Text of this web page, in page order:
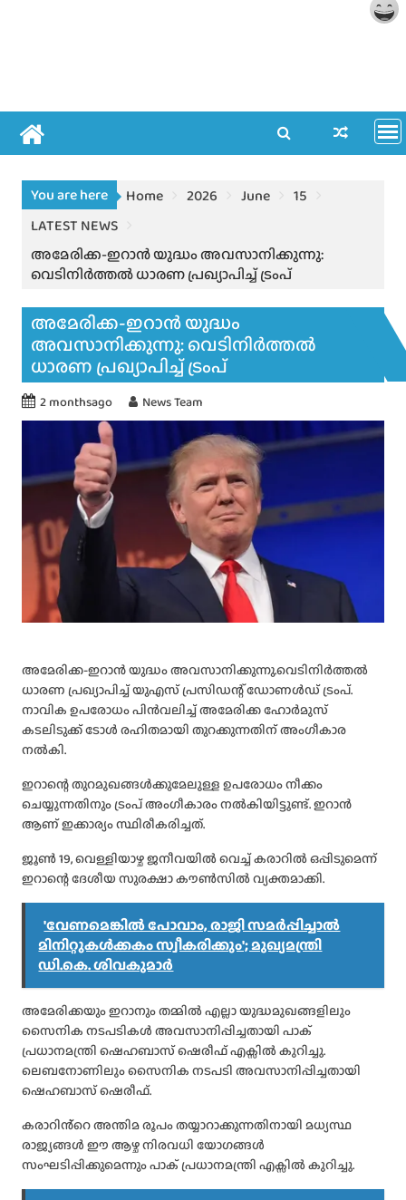
You are here Home 2026 June
15
LATEST NEWS
അമേരിക്ക-ഇറാൻ യുദ്ധം അവസാനിക്കുന്നു:
വെടിനിർത്തൽ ധാരണ പ്രഖ്യാപിച്ച് ട്രംപ്
അമേരിക്ക-ഇറാൻ യുദ്ധം
അവസാനിക്കുന്നു: വെടിനിർത്തൽ
ധാരണ പ്രഖ്യാപിച്ച് ട്രംപ്
2 monthsago News Team
അമേരിക്ക-ഇറാൻ യുദ്ധം അവസാനിക്കുന്നു.വെടിനിർത്തൽ
ധാരണ പ്രഖ്യാപിച്ച് യുഎസ് പ്രസിഡന്റ് ഡോണൾഡ് ട്രംപ്.
നാവിക ഉപരോധം പിൻവലിച്ച് അമേരിക്ക ഹോർമുസ്
കടലിടുക്ക് ടോൾ രഹിതമായി തുറക്കുന്നതിന് അംഗീകാര
നൽകി.
ഇറാന്റെ തുറമുഖങ്ങൾക്കുമേലുള്ള ഉപരോധം നീക്കം
ചെയ്യുന്നതിനും ട്രംപ് അംഗീകാരം നൽകിയിട്ടുണ്ട്. ഇറാൻ
ആണ് ഇക്കാര്യം സ്ഥിരീകരിച്ചത്.
ജൂൺ 19, വെള്ളിയാഴ്ച ജനീവയിൽ വെച്ച് കരാറിൽ ഒപ്പിടുമെന്ന്
ഇറാന്റെ ദേശീയ സുരക്ഷാ കൗൺസിൽ വ്യക്തമാക്കി.
'വേണമെങ്കിൽ പോവാം, രാജി സമർപ്പിച്ചാൽ
മിനിറ്റുകൾക്കകം സ്വീകരിക്കും'; മുഖ്യമന്ത്രി
ഡി.കെ. ശിവകുമാർ
അമേരിക്കയും ഇറാനും തമ്മിൽ എല്ലാ യുദ്ധമുഖങ്ങളിലും
സൈനിക നടപടികൾ അവസാനിപ്പിച്ചതായി പാക്
പ്രധാനമന്ത്രി ഷെഹബാസ് ഷെരീഫ് എക്സിൽ കുറിച്ചു.
ലെബനോണിലും സൈനിക നടപടി അവസാനിപ്പിച്ചതായി
ഷെഹബാസ് ഷെരീഫ്.
കരാറിൻ്റെ അന്തിമ രൂപം തയ്യാറാക്കുന്നതിനായി മധ്യസ്ഥ
രാജ്യങ്ങൾ ഈ ആഴ്ച നിരവധി യോഗങ്ങൾ
സംഘടിപ്പിക്കുമെന്നും പാക് പ്രധാനമന്ത്രി എക്സിൽ കുറിച്ചു.